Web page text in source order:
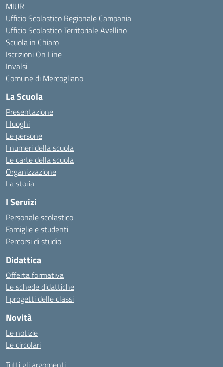
MIUR
Ufficio Scolastico Regionale Campania
Ufficio Scolastico Territoriale Avellino
Scuola in Chiaro
Iscrizioni On Line
Invalsi
Comune di Mercogliano
La Scuola
Presentazione
I luoghi
Le persone
I numeri della scuola
Le carte della scuola
Organizzazione
La storia
I Servizi
Personale scolastico
Famiglie e studenti
Percorsi di studio
Didattica
Offerta formativa
Le schede didattiche
I progetti delle classi
Novità
Le notizie
Le circolari
Tutti gli argomenti